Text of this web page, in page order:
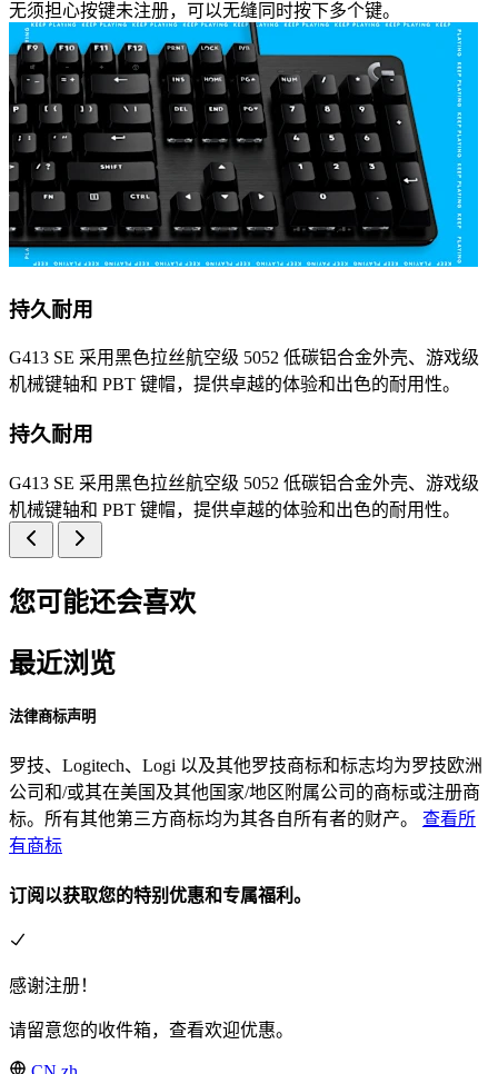
无须担心按键未注册，可以无缝同时按下多个键。
持久耐用
G413 SE 采用黑色拉丝航空级 5052 低碳铝合金外壳、游戏级
机械键轴和 PBT 键帽，提供卓越的体验和出色的耐用性。
持久耐用
G413 SE 采用黑色拉丝航空级 5052 低碳铝合金外壳、游戏级
机械键轴和 PBT 键帽，提供卓越的体验和出色的耐用性。
您可能还会喜欢
最近浏览
法律商标声明
罗技、Logitech、Logi 以及其他罗技商标和标志均为罗技欧洲
公司和/或其在美国及其他国家/地区附属公司的商标或注册商
标。所有其他第三方商标均为其各自所有者的财产。 查看所
有商标
订阅以获取您的特别优惠和专属福利。
感谢注册！
请留意您的收件箱，查看欢迎优惠。